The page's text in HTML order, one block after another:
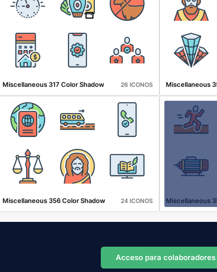
Miscellaneous 317 Color Shadow 26 ICONOS Miscellaneous
Miscellaneous 356 Color Shadow 24 ICONOS Miscellaneous
Acceso para colaboradores